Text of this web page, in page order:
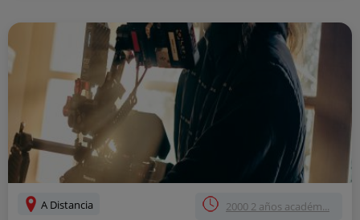
A Distancia 2000 2 años académ...